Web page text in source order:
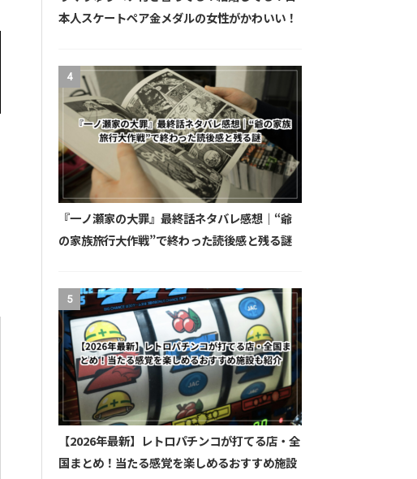
本人スケートペア金メダルの女性がかわいい！
4
『一ノ瀬家の大罪』最終話ネタバレ感想｜“爺
の家族旅行大作戦”で終わった読後感と残る謎
5
【2026年最新】レトロパチンコが打てる店・全
国まとめ！当たる感覚を楽しめるおすすめ施設